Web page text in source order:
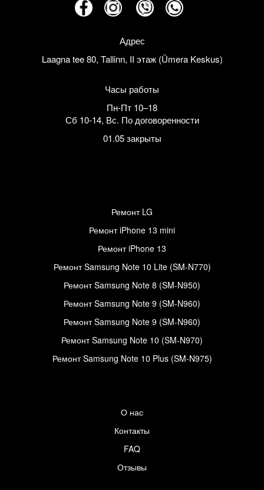
Адрес
Laagna tee 80, Tallinn, II этаж (Ümera Keskus)
Часы работы
Пн-Пт 10–18
Сб 10-14, Вс. По договоренности
01.05 закрыты
Ремонт LG
Ремонт iPhone 13 mini
Ремонт iPhone 13
Ремонт Samsung Note 10 Lite (SM-N770)
Ремонт Samsung Note 8 (SM-N950)
Ремонт Samsung Note 9 (SM-N960)
Ремонт Samsung Note 9 (SM-N960)
Ремонт Samsung Note 10 (SM-N970)
Ремонт Samsung Note 10 Plus (SM-N975)
О нас
Контакты
FAQ
Отзывы